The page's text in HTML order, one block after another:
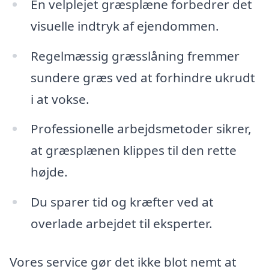
En velplejet græsplæne forbedrer det
visuelle indtryk af ejendommen.
Regelmæssig græsslåning fremmer
sundere græs ved at forhindre ukrudt
i at vokse.
Professionelle arbejdsmetoder sikrer,
at græsplænen klippes til den rette
højde.
Du sparer tid og kræfter ved at
overlade arbejdet til eksperter.
Vores service gør det ikke blot nemt at